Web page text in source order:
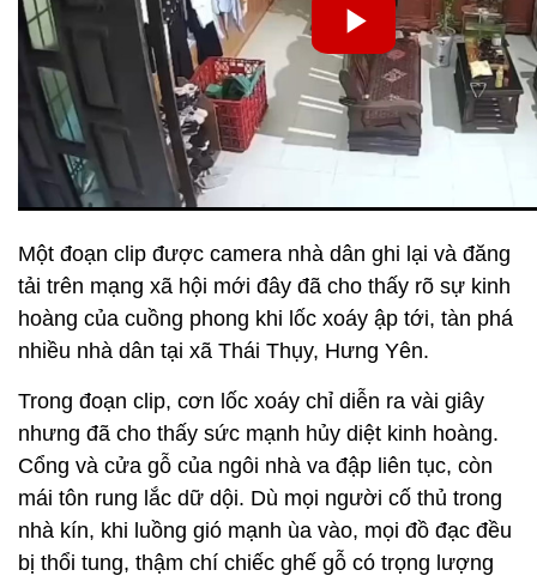
Một đoạn clip được camera nhà dân ghi lại và đăng
tải trên mạng xã hội mới đây đã cho thấy rõ sự kinh
hoàng của cuồng phong khi lốc xoáy ập tới, tàn phá
nhiều nhà dân tại xã Thái Thụy, Hưng Yên.
Trong đoạn clip, cơn lốc xoáy chỉ diễn ra vài giây
nhưng đã cho thấy sức mạnh hủy diệt kinh hoàng.
Cổng và cửa gỗ của ngôi nhà va đập liên tục, còn
mái tôn rung lắc dữ dội. Dù mọi người cố thủ trong
nhà kín, khi luồng gió mạnh ùa vào, mọi đồ đạc đều
bị thổi tung, thậm chí chiếc ghế gỗ có trọng lượng